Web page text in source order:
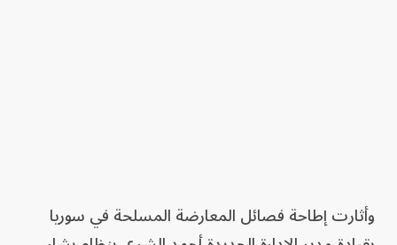
وأثارت إطاحة فصائل المعارضة المسلحة في سوريا